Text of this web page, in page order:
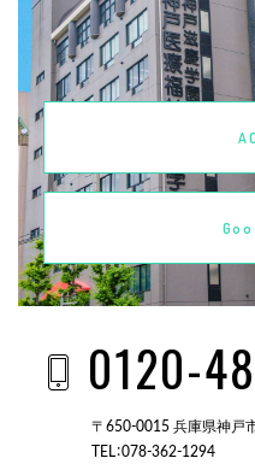
0120-
〒650-0015 兵庫県神戸
TEL：078-362-1294